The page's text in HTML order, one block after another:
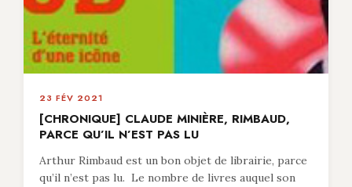
23 FÉV 2021
[CHRONIQUE] CLAUDE MINIÈRE, RIMBAUD,
PARCE QU’IL N’EST PAS LU
Arthur Rimbaud est un bon objet de librairie, parce
qu’il n’est pas lu. Le nombre de livres auquel son